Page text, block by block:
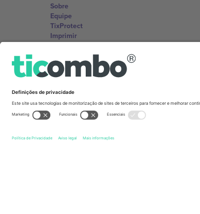
Sobre
Equipe
TixProtect
Imprimir
Termos e Condições
Programa de afiliados